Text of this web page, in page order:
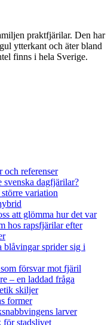
praktfjärilar. Den har
ytterkant och äter bland
finns i hela Sverige.
och referenser
dagfjärilar?
variation
att glömma hur det var
hos rapsfjärilar efter
blåvingar sprider sig i
försvar mot fjäril
– en laddad fråga
skiljer
former
larver
för stadslivet